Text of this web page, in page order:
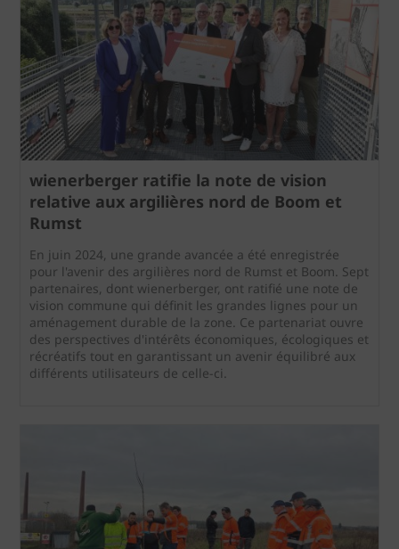
wienerberger ratifie la note de vision
relative aux argilières nord de Boom et
Rumst
En juin 2024, une grande avancée a été enregistrée
pour l'avenir des argilières nord de Rumst et Boom. Sept
partenaires, dont wienerberger, ont ratifié une note de
vision commune qui définit les grandes lignes pour un
aménagement durable de la zone. Ce partenariat ouvre
des perspectives d'intérêts économiques, écologiques et
récréatifs tout en garantissant un avenir équilibré aux
différents utilisateurs de celle-ci.